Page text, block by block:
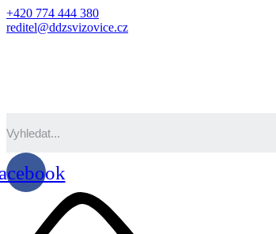
+420 774 444 380
reditel@ddzsvizovice.cz